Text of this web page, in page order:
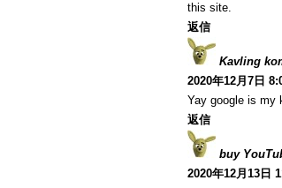
this site.
返信
Kavling
2020年12月7日
Yay google is my
返信
buy
2020年12月13日